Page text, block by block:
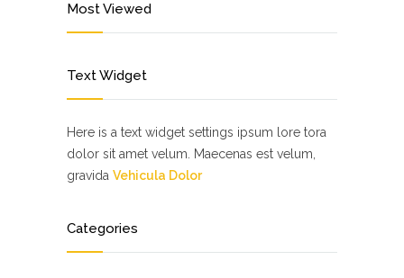
Most Viewed
Text Widget
Here is a text widget settings ipsum lore tora
dolor sit amet velum. Maecenas est velum,
gravida Vehicula Dolor
Categories